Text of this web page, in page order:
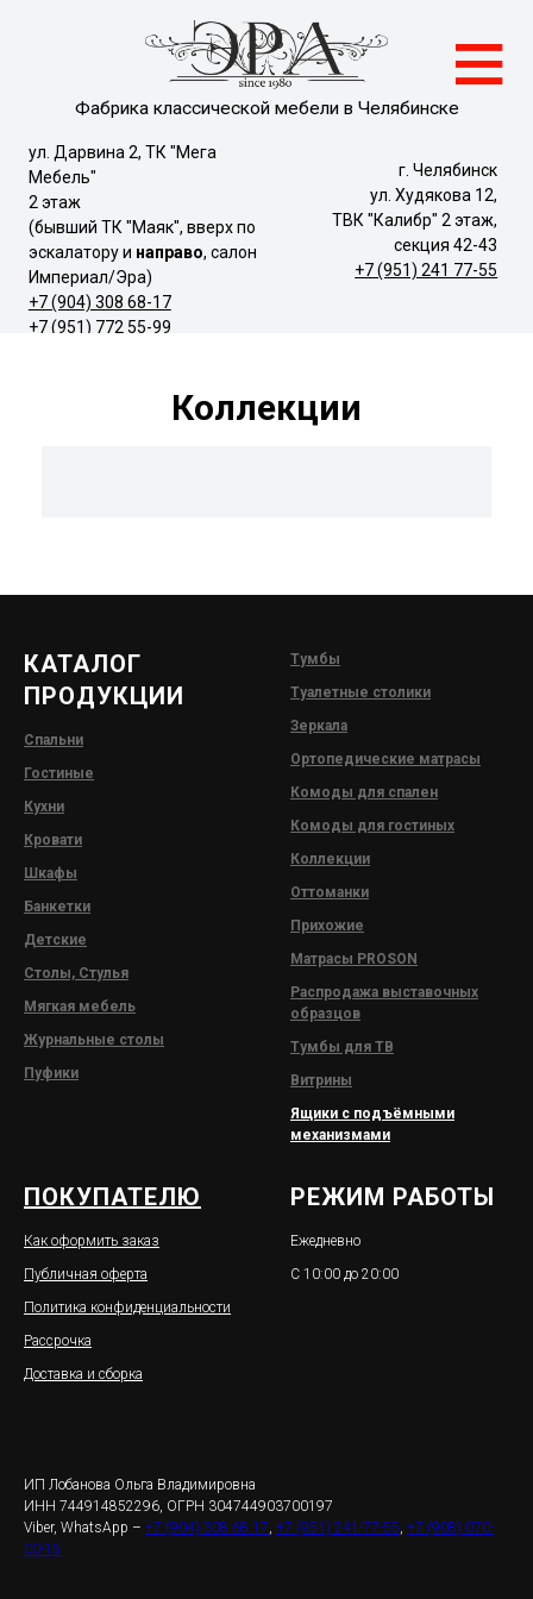
ул. Дарвина 2, ТК "Мега
2 этаж
(бывший ТК "Маяк", вверх по
эскалатору и
Империал/Эра)
+7 (951) 772 55-99
≡
Фабрика классической мебели в Челябинске
Коллекции
КАТАЛОГ
ПРОДУКЦИИ
Спальни
Гостиные
Кухни
Кровати
Шкафы
Банкетки
Детские
Столы, Стулья
Мягкая мебель
Журнальные столы
Пуфики
Тумбы
Туалетные столики
Зеркала
Ортопедические матрасы
Комоды для спален
Комоды для гостиных
Коллекции
Оттоманки
Прихожие
Матрасы PROSON
Распродажа выставочных
образцов
Тумбы для ТВ
Витрины
Ящики с подъёмными
механизмами
ПОКУПАТЕЛЮ
Как оформить заказ
Публичная оферта
Политика конфиденциальности
Рассрочка
Доставка и сборка
РЕЖИМ РАБОТЫ
Ежедневно
С 10:00 до 20:00
ИП Лобанова Ольга Владимировна
ИНН 744914852296, ОГРН 304744903700197
Viber, WhatsApp – +7 (904) 308 68 17, +7 (951) 241-77-55, +7 (908) 070-
00-15